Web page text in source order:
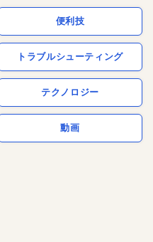
便利技
トラブルシューティング
テクノロジー
動画